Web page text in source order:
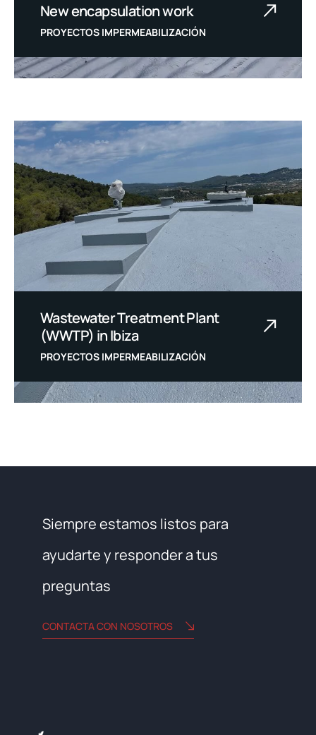
New encapsulation work
PROYECTOS IMPERMEABILIZACIÓN
Wastewater Treatment Plant
(WWTP) in Ibiza
PROYECTOS IMPERMEABILIZACIÓN
Siempre estamos listos para
ayudarte y responder a tus
preguntas
CONTACTA CON NOSOTROS